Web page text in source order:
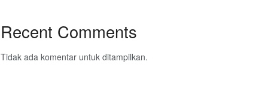
Recent Comments
Tidak ada komentar untuk ditampilkan.